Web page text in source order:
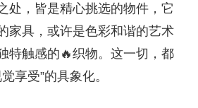
处，皆是精心挑选的物件，它
家具，或许是色彩和谐的艺术
特触感的🔥织物。这一切，都
享受”的具象化。